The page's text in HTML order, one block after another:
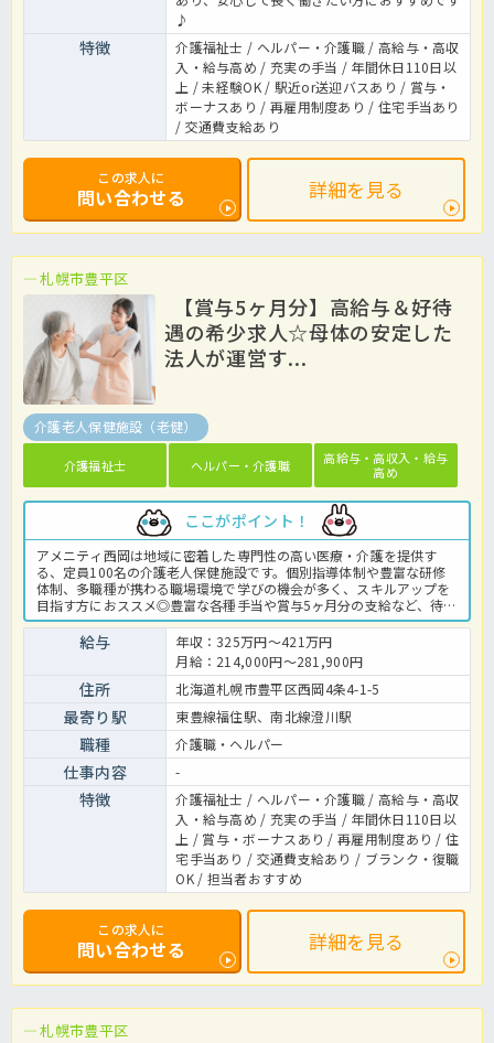
♪
特徴
介護福祉士 / ヘルパー・介護職 / 高給与・高収
入・給与高め / 充実の手当 / 年間休日110日以
上 / 未経験OK / 駅近or送迎バスあり / 賞与・
ボーナスあり / 再雇用制度あり / 住宅手当あり
/ 交通費支給あり
この求人に
問い合わせる 詳細を見る
札幌市豊平区
【賞与5ヶ月分】高給与＆好待
遇の希少求人☆母体の安定した
法人が運営す...
介護老人保健施設（老健）
介護福祉士 ヘルパー・介護職
高給与・高収入・給与
高め
ここがポイント！
アメニティ西岡は地域に密着した専門性の高い医療・介護を提供す
る、定員100名の介護老人保健施設です。個別指導体制や豊富な研修
体制、多職種が携わる職場環境で学びの機会が多く、スキルアップを
目指す方におススメ◎豊富な各種手当や賞与5ヶ月分の支給など、待遇
バッチリ♪長く腰を据えて働く事ができますよ！驚きの好待遇が揃っ
た法人でお持ちの資格を活かして即戦力で活躍しませんか？老健での
介護業務全般です。 ＜介護職 正社員 介護老人保健施設の求人＞
給与
年収：325万円～421万円
月給：214,000円～281,900円
住所 北海道札幌市豊平区西岡4条4-1-5
最寄り駅 東豊線福住駅、南北線澄川駅
職種 介護職・ヘルパー
仕事内容 -
特徴
介護福祉士 / ヘルパー・介護職 / 高給与・高収
入・給与高め / 充実の手当 / 年間休日110日以
上 / 賞与・ボーナスあり / 再雇用制度あり / 住
宅手当あり / 交通費支給あり / ブランク・復職
OK / 担当者おすすめ
この求人に
問い合わせる 詳細を見る
札幌市豊平区